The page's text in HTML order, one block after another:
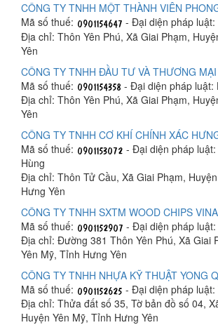
CÔNG TY TNHH MỘT THÀNH VIÊN
Mã số thuế:
- Đại diện pháp
Địa chỉ: Thôn Yên Phú, Xã Giai Phạm,
Yên
CÔNG TY TNHH ĐẦU TƯ VÀ THƯƠNG
Mã số thuế:
- Đại diện pháp luật:
Địa chỉ: Thôn Yên Phú, Xã Giai Phạm,
Yên
CÔNG TY TNHH CƠ KHÍ CHÍNH XÁC
Mã số thuế:
- Đại diện pháp
Hùng
Địa chỉ: Thôn Tử Cầu, Xã Giai Phạm,
Hưng Yên
CÔNG TY TNHH SXTM WOOD CHIPS VINA
Mã số thuế:
- Đại diện pháp
Địa chỉ: Đường 381 Thôn Yên Phú, Xã Giai
Yên Mỹ, Tỉnh Hưng Yên
CÔNG TY TNHH NHỰA KỸ THUẬT YONG
Mã số thuế:
- Đại diện pháp luật:
Địa chỉ: Thửa đất số 35, Tờ bản đồ số 04,
Huyện Yên Mỹ, Tỉnh Hưng Yên